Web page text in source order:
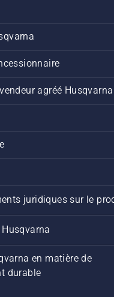
agréé Husqvarna
juridiques sur le
en matière de
durable